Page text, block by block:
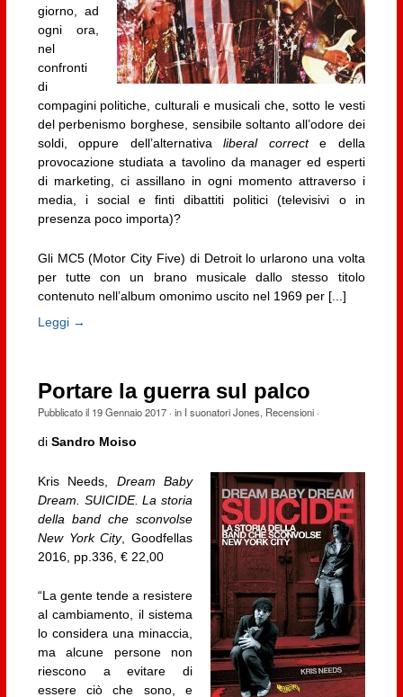
giorno, ad
ogni ora,
nel
confronti
di
compagini politiche, culturali e musicali che, sotto le vesti
del perbenismo borghese, sensibile soltanto all’odore dei
soldi, oppure dell’alternativaliberal correcte della
provocazione studiata a tavolino da manager ed esperti
di marketing, ci assillano in ogni momento attraverso i
media, i social e finti dibattiti politici (televisivi o in
presenza poco importa)?
Gli MC5 (Motor City Five) di Detroit lo urlarono una volta
per tutte con un brano musicale dallo stesso titolo
contenuto nell’album omonimo uscito nel 1969 per [...]
Leggi →
Portare la guerra sul palco
Pubblicato il 19 Gennaio 2017· in I suonatori Jones, Recensioni·
di Sandro Moiso
Kris Needs, Dream Baby
Dream. SUICIDE. La storia
della band che sconvolse
New York City, Goodfellas
2016, pp.336, € 22,00
“La gente tende a resistere
al cambiamento, il sistema
lo considera una minaccia,
ma alcune persone non
riescono a evitare di
essere ciò che sono, e